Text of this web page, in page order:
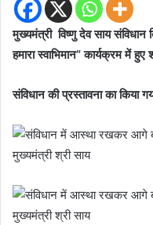
मुख्यमंत्री विष्णु देव साय
हमारा स्वाभिमान” कार्यक्रम में हुए
संविधान की प्रस्तावना का किया